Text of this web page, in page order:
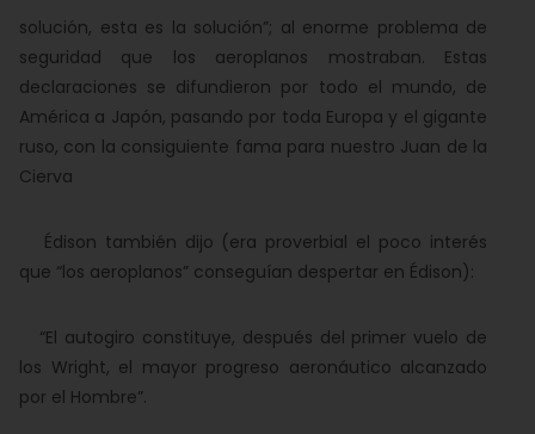
solución, esta es la solución”; al enorme problema de
seguridad que los aeroplanos mostraban. Estas
declaraciones se difundieron por todo el mundo, de
América a Japón, pasando por toda Europa y el gigante
ruso, con la consiguiente fama para nuestro Juan de la
Cierva
Édison también dijo (era proverbial el poco interés
que “los aeroplanos” conseguían despertar en Édison):
“El autogiro constituye, después del primer vuelo de
los Wright, el mayor progreso aeronáutico alcanzado
por el Hombre”.